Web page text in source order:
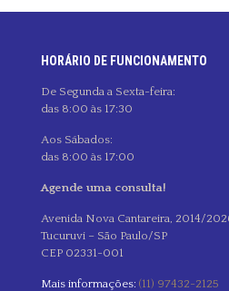
HORÁRIO DE FUNCIONAMENTO
De Segunda a Sexta-feira:
das 8:00 às 17:30
Aos Sábados:
das 8:00 às 17:00
Agende uma consulta!
Avenida Nova Cantareira, 2014/
Tucuruvi – São Paulo/SP
CEP 02331-001
Mais informações: (11) 97432-2125